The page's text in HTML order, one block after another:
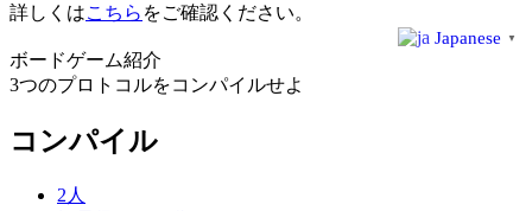
詳しくはこちら をご確認ください。
Japanese ▼
ボードゲーム紹介
3つのプロトコルをコンパイルせよ
コンパイル
2人